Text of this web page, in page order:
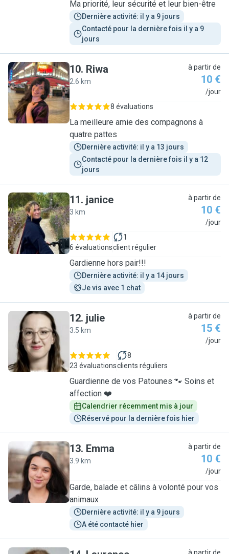
Ma priorité, leur sécurité et leur bien-être
Dernière activité: il y a 9 jours
Contacté pour la dernière fois il y a 9
jours
R
10. Riwa
2.6 km
à partir de
10 €
/jour
8 évaluations
La meilleure amie des compagnons à
quatre pattes
Dernière activité: il y a 13 jours
Contacté pour la dernière fois il y a 12
jours
J
11. janice
3 km
à partir de
10 €
/jour
6 évaluations
1
client régulier
Gardienne hors pair!!!
Dernière activité: il y a 14 jours
Je vis avec 1 chat
J
12. julie
3.5 km
à partir de
15 €
/jour
23 évaluations
8
clients réguliers
Guardienne de vos Patounes 🐾 Soins et
affection ❤️
Calendrier récemment mis à jour
Réservé pour la dernière fois hier
E
13. Emma
3.9 km
à partir de
10 €
/jour
Garde, balade et câlins à volonté pour vos
animaux
Dernière activité: il y a 9 jours
A été contacté hier